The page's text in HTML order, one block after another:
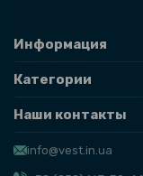
Информация
Категории
Наши контакты
info@vest.in.ua